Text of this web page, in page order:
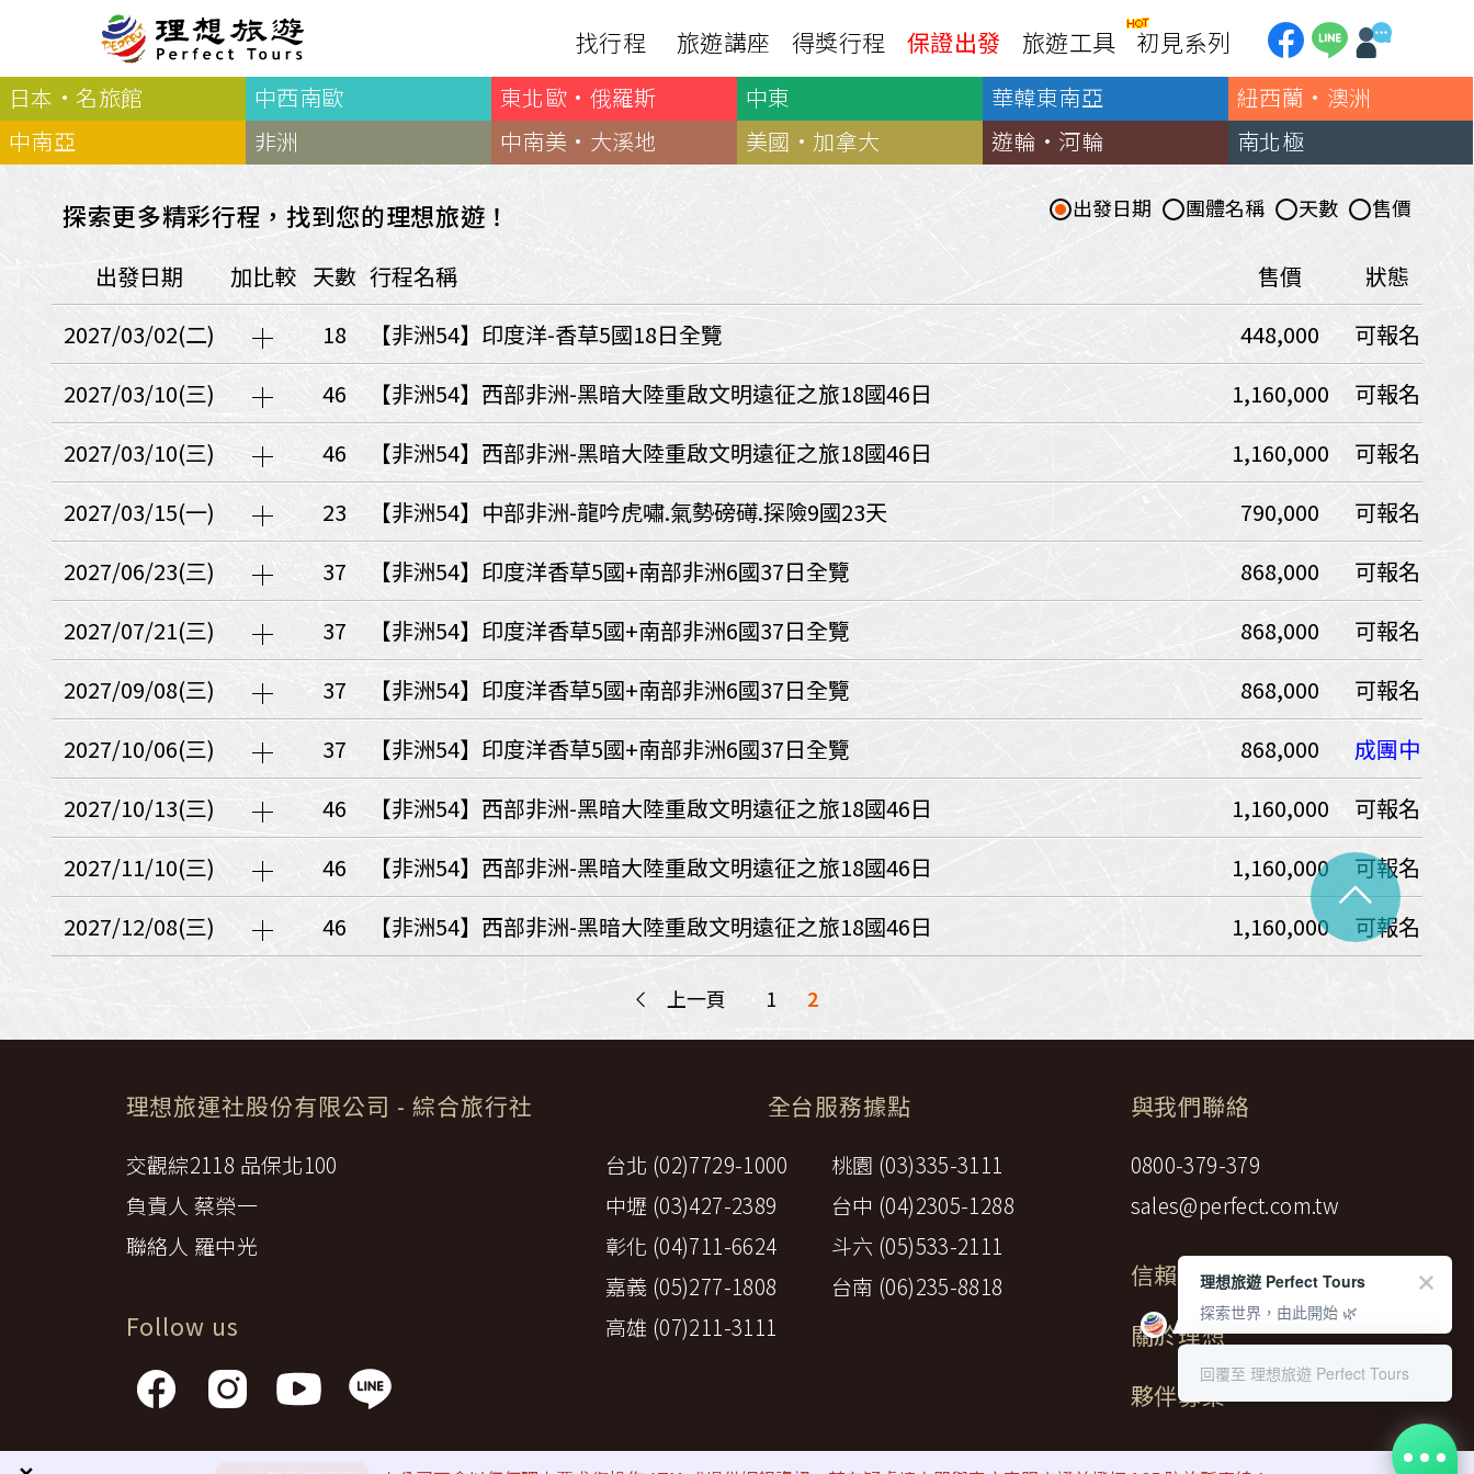
找行程
北歐
羅浮敦群島
芬蘭
瑞典 丹麥
冰島
法羅群島
格陵蘭島
東歐
１６湖國家公園
巴爾幹半島
波蘭‧波羅的海
保加利亞‧羅馬尼亞
捷克
波蘭
匈牙利
斯洛維尼亞
波士尼亞赫塞哥維納
俄羅斯聯邦
西南歐
荷蘭國王節
英愛軍樂節
賽普勒斯‧馬爾他
天空之城‧愛琴海三島
瑞士觀景火車名峰健行
義大利
西西里島
西班牙
葡萄牙
德國
奧地利
荷蘭
法國 瑞士
英國
愛爾蘭
經典日本
奧入瀨溪
南紀熊野古道
廣島‧四國
北陸
日本名旅館
🍁北海道
🍁新潟‧谷川
🍁四國山陽
🍁伊豆‧演歌天后演唱會
❄️札幌雪祭
🧧山口縣
日本頂級飛鳥-花火節
日本環航
中國
北疆 青藏鐵路
韓國
首爾‧華城
楓紅雪嶽南怡島
東南亞
泰國MiniTour 富國島
非洲
中非９國
西非１８國
馬達加斯加
模里西斯
利比亞
摩洛哥
埃及
突尼西亞
塞內加爾
中南亞
中亞５國
印度
斯里蘭卡
不丹‧大吉嶺‧喀什米爾
中東
海灣５國
土耳其
沙烏地阿拉伯
阿曼
卡達
科威特
巴林
澳洲
紐西蘭
大溪地
加東賞楓
加西大環線
美西國家公園
巴西嘉年華
天空之鏡-玻利維亞
兩極會
阿拉斯加
巴拿馬運河
NCL遊輪
迪士尼遊輪
旅遊講座 得獎行程 保證出發 旅遊工具
服務Plus+
會員專區
優惠券回饋
量身訂做
訂單查詢付款
聯絡我們
觀光局Taiwan
表單下載
旅客服務確認單
傳真刷卡單
郵輪國外旅遊定型化契約
國內旅遊定型化契約
出國資訊
護照申辦
國外旅遊警示
銀行優惠
第一銀行刷卡回饋
聯邦銀行刷卡回饋
國泰世華刷卡回饋
中國信託3期/6期
初見系列
日本·名旅館 中西南歐 東北歐·俄羅斯 中東 華韓東南亞
紐西蘭·澳洲
中南亞
非洲 中南美·大溪地 美國·加拿大 遊輪·河輪 南北極
探索更多精彩行程，找到您的理想旅遊！ 售價
天數
團體名稱
出發日期
出發日期 加比較 天數 行程名稱 售價
狀態
2027/03/02(二)
18 可報名
【非洲54】印度洋-香草5國18日全覽
448,000
2027/03/10(三)
46 可報名
【非洲54】西部非洲-黑暗大陸重啟文明遠征之旅18國46日
1,160,000
2027/03/10(三)
46 可報名
【非洲54】西部非洲-黑暗大陸重啟文明遠征之旅18國46日
1,160,000
2027/03/15(一)
23 可報名
【非洲54】中部非洲-龍吟虎嘯.氣勢磅礡.探險9國23天
790,000
2027/06/23(三)
37 可報名
【非洲54】印度洋香草5國+南部非洲6國37日全覽
868,000
2027/07/21(三)
37 可報名
【非洲54】印度洋香草5國+南部非洲6國37日全覽
868,000
2027/09/08(三)
37 可報名
【非洲54】印度洋香草5國+南部非洲6國37日全覽
868,000
2027/10/06(三)
37 成團中
【非洲54】印度洋香草5國+南部非洲6國37日全覽
868,000
2027/10/13(三)
46 可報名
【非洲54】西部非洲-黑暗大陸重啟文明遠征之旅18國46日
1,160,000
2027/11/10(三)
46 可報名
【非洲54】西部非洲-黑暗大陸重啟文明遠征之旅18國46日
1,160,000
2027/12/08(三)
46 可報名
【非洲54】西部非洲-黑暗大陸重啟文明遠征之旅18國46日 1,160,000
< 上一頁 1 2
理想旅運社股份有限公司 - 綜合旅行社
交觀綜2118 品保北100
負責人 蔡榮一
聯絡人 羅中光
Follow us
全台服務據點
台北 (02)7729-1000
桃園 (03)335-3111
中壢 (03)427-2389
台中 (04)2305-1288
彰化 (04)711-6624
斗六 (05)533-2111
嘉義 (05)277-1808
台南 (06)235-8818
高雄 (07)211-3111
與我們聯絡
0800-379-379
sales@perfect.com.tw
信賴標章
關於理想
夥伴募集
^
理想旅遊 Perfect Tours
探索世界，由此開始 🌿
回覆至 理想旅遊 Perfect Tours